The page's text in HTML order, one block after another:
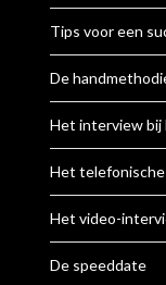
Tips voor een
De
Het interview bij
Het
Het video-
De speeddate